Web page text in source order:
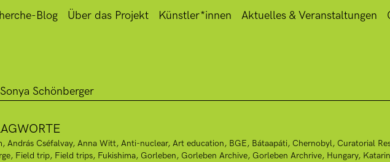
Blog Über das Projekt Künstler*innen Aktuelles & Veranstaltungen
András Cséfalvay Anna Witt Anti-nuclear Art education BGE Bátaapáti Chernobyl Curatorial
Field trip Field trips Fukishima Gorleben Gorleben Archive Gorleben Archrive Hungary